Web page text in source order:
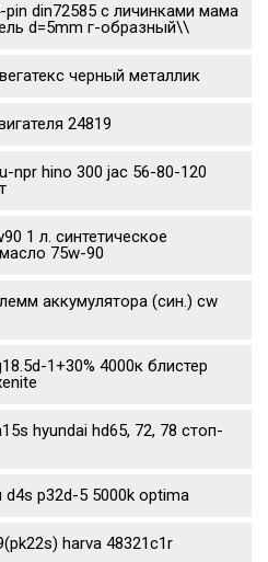
din72585 с личинками мама
d=5mm г-образный\\
черный металлик
24819
npr hino 300 jac 56-80-120
1 л. cинтетическое
75w-90
аккумулятора (син.) cw
1+30% 4000к блистер
hyundai hd65, 72, 78 стоп-
p32d-5 5000k optima
harva 48321c1r